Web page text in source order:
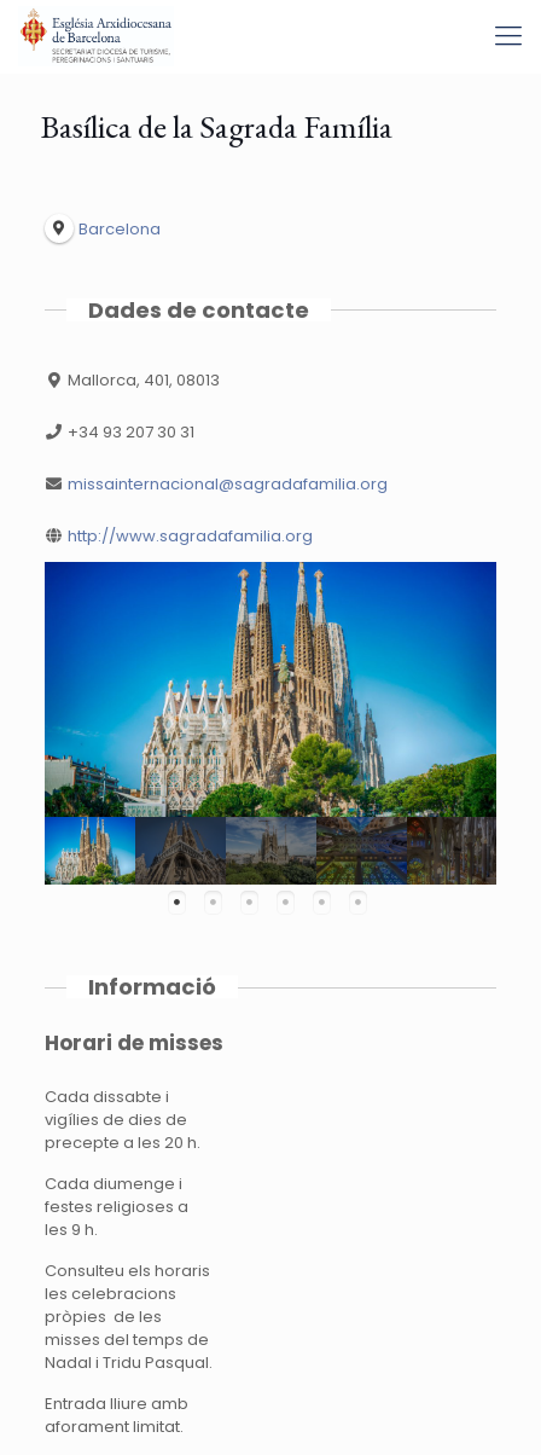
Basílica de la Sagrada Família
Barcelona
Dades de contacte
Mallorca, 401, 08013
+34 93 207 30 31
missainternacional@sagradafamilia.org
http://www.sagradafamilia.org
Informació
Horari de misses
Cada dissabte i
vigílies de dies de
precepte a les 20 h.
Cada diumenge i
festes religioses a
les 9 h.
Consulteu els horaris
les celebracions
pròpies de les
misses del temps de
Nadal i Tridu Pasqual.
Entrada lliure amb
aforament limitat.